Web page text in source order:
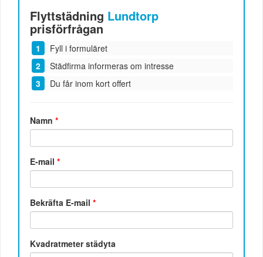
Flyttstädning Lundtorp
prisförfrågan
Fyll i formuläret
Städfirma informeras om intresse
Du får inom kort offert
Namn*
E-mail*
Bekräfta E-mail*
Kvadratmeter städyta